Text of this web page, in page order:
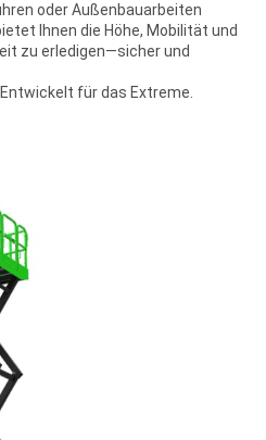
oder Außenbauarbeiten
Ihnen die Höhe, Mobilität und
zu erledigen—sicher und
für das Extreme.